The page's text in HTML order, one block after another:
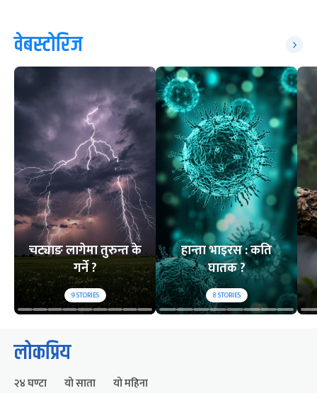
वेबस्टोरिज
चट्याङ लागेमा तुरुन्त के
गर्ने ?
9STORIES
हान्ता भाइरस : कति
घातक ?
8STORIES
लोकप्रिय
२४ घण्टा यो साता यो महिना